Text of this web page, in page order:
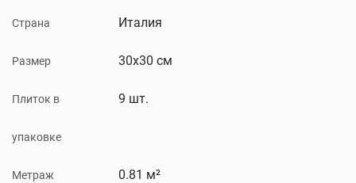
Страна Италия
Размер 30x30 см
Плиток в
упаковке
9 шт.
Метраж 0.81 м²